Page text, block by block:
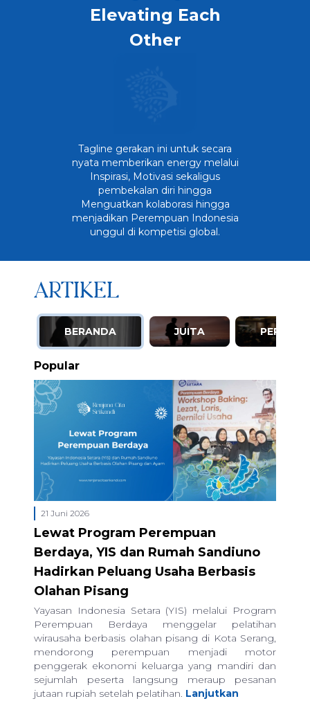
Elevating Each
Other
Tagline gerakan ini untuk secara
nyata memberikan energy melalui
Inspirasi, Motivasi sekaligus
pembekalan diri hingga
Menguatkan kolaborasi hingga
menjadikan Perempuan Indonesia
unggul di kompetisi global.
ARTIKEL
BERANDA JUITA
Popular
21 Juni 2026
Lewat Program Perempuan
Berdaya, YIS dan Rumah Sandiuno
Hadirkan Peluang Usaha Berbasis
Olahan Pisang
Yayasan Indonesia Setara (YIS) melalui Program
Perempuan Berdaya menggelar pelatihan
wirausaha berbasis olahan pisang di Kota Serang,
mendorong perempuan menjadi motor
penggerak ekonomi keluarga yang mandiri dan
sejumlah peserta langsung meraup pesanan
jutaan rupiah setelah pelatihan. Lanjutkan